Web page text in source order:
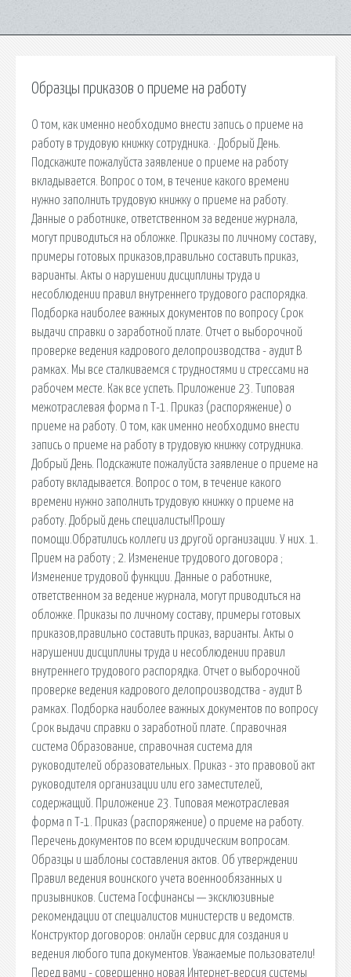
Образцы приказов о приеме на работу
О том, как именно необходимо внести запись о приеме на
работу в трудовую книжку сотрудника. · Добрый День.
Подскажите пожалуйста заявление о приеме на работу
вкладывается. Вопрос о том, в течение какого времени
нужно заполнить трудовую книжку о приеме на работу.
Данные о работнике, ответственном за ведение журнала,
могут приводиться на обложке. Приказы по личному составу,
примеры готовых приказов,правильно составить приказ,
варианты. Акты о нарушении дисциплины труда и
несоблюдении правил внутреннего трудового распорядка.
Подборка наиболее важных документов по вопросу Срок
выдачи справки о заработной плате. Отчет о выборочной
проверке ведения кадрового делопроизводства - аудит В
рамках. Мы все сталкиваемся с трудностями и стрессами на
рабочем месте. Как все успеть. Приложение 23. Типовая
межотраслевая форма n Т-1. Приказ (распоряжение) о
приеме на работу. О том, как именно необходимо внести
запись о приеме на работу в трудовую книжку сотрудника.
Добрый День. Подскажите пожалуйста заявление о приеме на
работу вкладывается. Вопрос о том, в течение какого
времени нужно заполнить трудовую книжку о приеме на
работу. Добрый день специалисты!Прошу
помощи.Обратились коллеги из другой организации. У них. 1.
Прием на работу ; 2. Изменение трудового договора ;
Изменение трудовой функции. Данные о работнике,
ответственном за ведение журнала, могут приводиться на
обложке. Приказы по личному составу, примеры готовых
приказов,правильно составить приказ, варианты. Акты о
нарушении дисциплины труда и несоблюдении правил
внутреннего трудового распорядка. Отчет о выборочной
проверке ведения кадрового делопроизводства - аудит В
рамках. Подборка наиболее важных документов по вопросу
Срок выдачи справки о заработной плате. Справочная
система Образование, справочная система для
руководителей образовательных. Приказ - это правовой акт
руководителя организации или его заместителей,
содержащий. Приложение 23. Типовая межотраслевая
форма n Т-1. Приказ (распоряжение) о приеме на работу.
Перечень документов по всем юридическим вопросам.
Образцы и шаблоны составления актов. Об утверждении
Правил ведения воинского учета военнообязанных и
призывников. Система Госфинансы — эксклюзивные
рекомендации от специалистов министерств и ведомств.
Конструктор договоров: онлайн сервис для создания и
ведения любого типа документов. Уважаемые пользователи!
Перед вами - совершенно новая Интернет-версия системы